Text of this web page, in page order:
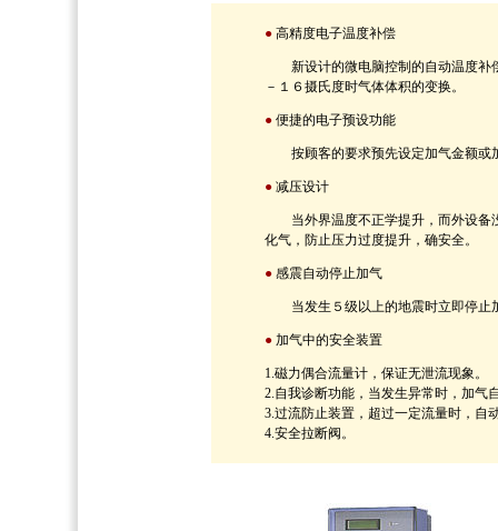
● 高精度电子温度补偿
新设计的微电脑控制的自动温度补
－１６摄氏度时气体体积的变换。
● 便捷的电子预设功能
按顾客的要求预先设定加气金额或
● 减压设计
当外界温度不正学提升，而外设备
化气，防止压力过度提升，确安全。
● 感震自动停止加气
当发生５级以上的地震时立即停止
● 加气中的安全装置
1.磁力偶合流量计，保证无泄流现象。
2.自我诊断功能，当发生异常时，加气
3.过流防止装置，超过一定流量时，自
4.安全拉断阀。